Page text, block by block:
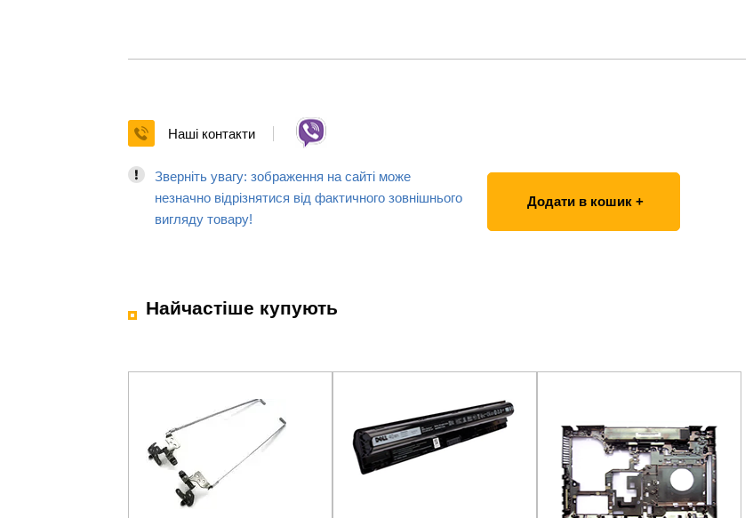
Наші контакти
Зверніть увагу: зображення на сайті може
незначно відрізнятися від фактичного зовнішнього
вигляду товару!
Додати в кошик +
Найчастіше купують